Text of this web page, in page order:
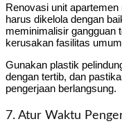
Renovasi unit
harus dikelola dengan
meminimalisir gangguan
kerusakan fasilitas
Gunakan plastik
dengan tertib, dan
pengerjaan berlangsung.
7. Atur Waktu